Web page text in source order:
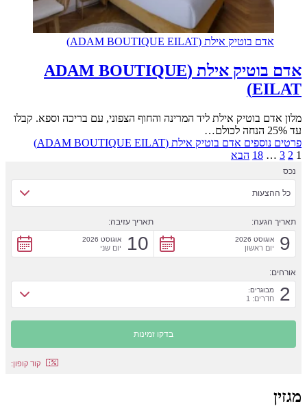
אדם בוטיק אילת (ADAM BOUTIQUE EILAT)
אדם בוטיק אילת (ADAM BOUTIQUE
EILAT)
מלון אדם בוטיק אילת ליד המרינה והחוף הצפוני, עם בריכה וספא. קבלו
עד 25% הנחה לכולם…
פרטים נוספים אדם בוטיק אילת (ADAM BOUTIQUE EILAT)
1
2
3
…
18 הבא
נכס
כל ההצעות
תאריך הגעה:
9 אוגוסט 2026
יום ראשון
תאריך עזיבה:
10 אוגוסט 2026
יום שני
אורחים:
2 מבוגרים:
חדרים: 1
קוד קופון:
מגזין